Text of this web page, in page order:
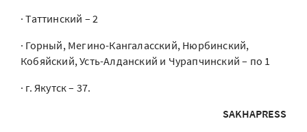
· Таттинский – 2
· Горный, Мегино-Кангаласский, Нюрбинский,
Кобяйский, Усть-Алданский и Чурапчинский – по 1
· г. Якутск – 37.
SAKHAPRESS